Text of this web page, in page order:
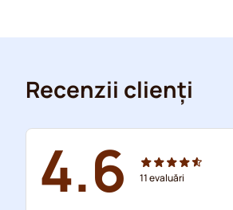
Recenzii clienți
4.6 11evaluări